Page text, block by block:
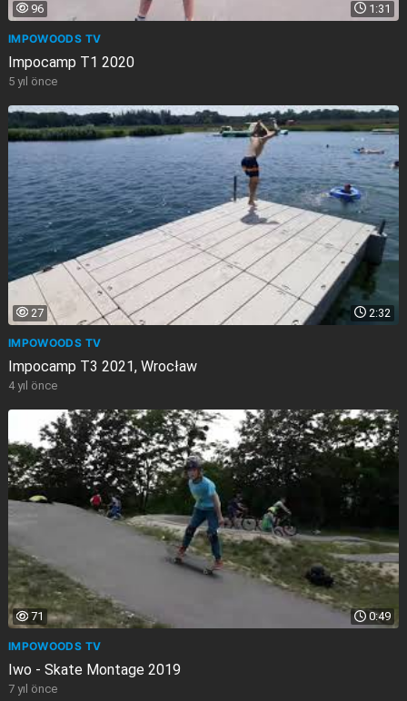
1:31
96
IMPOWOODS TV
Impocamp T1 2020
5 yıl önce
2:32
27
IMPOWOODS TV
Impocamp T3 2021, Wrocław
4 yıl önce
0:49
71
IMPOWOODS TV
Iwo - Skate Montage 2019
7 yıl önce